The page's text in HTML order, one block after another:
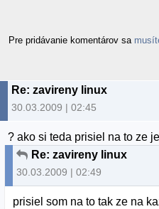
Pre pridávanie komentárov sa
Re: zavireny linux
30.03.2009 | 02:45
? ako si teda prisiel na to ze
Re: zavireny linux
30.03.2009 | 02:49
prisiel som na to tak ze na